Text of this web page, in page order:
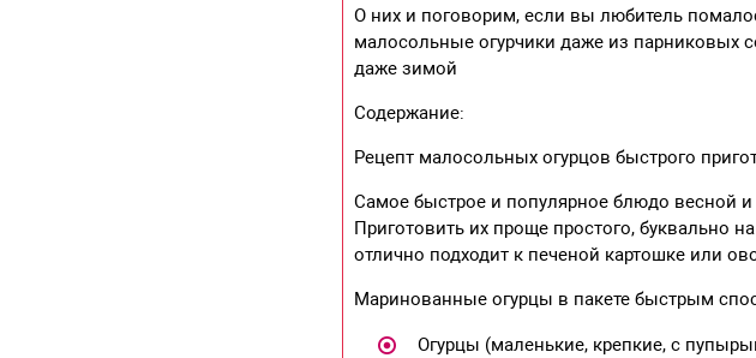
О них и поговорим, если вы любитель
малосольные огурчики даже из парниковых
даже зимой
Содержание:
Рецепт малосольных огурцов быстрого
Самое быстрое и популярное блюдо весной
Приготовить их проще простого, буквально
отлично подходит к печеной картошке или
Маринованные огурцы в пакете быстрым
Огурцы (маленькие, крепкие, с